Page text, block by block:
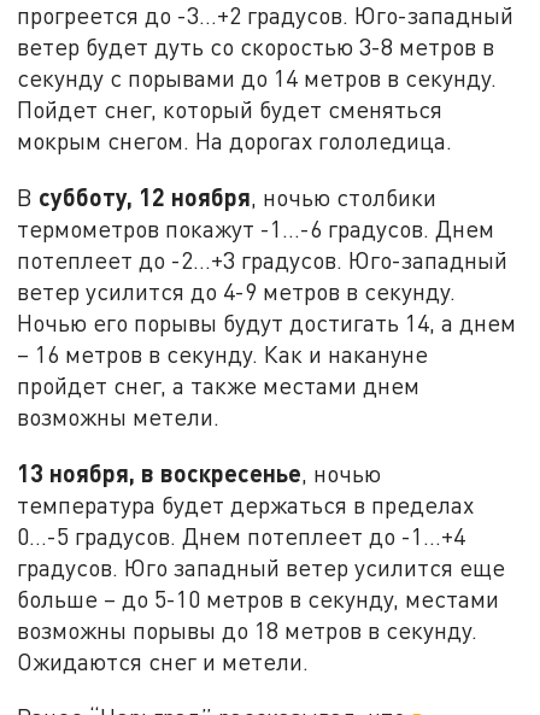
прогреется до -3…+2 градусов. Юго-западный
ветер будет дуть со скоростью 3-8 метров в
секунду с порывами до 14 метров в секунду.
Пойдет снег, который будет сменяться
мокрым снегом. На дорогах гололедица.
В субботу, 12 ноября, ночью столбики
термометров покажут -1…-6 градусов. Днем
потеплеет до -2…+3 градусов. Юго-западный
ветер усилится до 4-9 метров в секунду.
Ночью его порывы будут достигать 14, а днем
– 16 метров в секунду. Как и накануне
пройдет снег, а также местами днем
возможны метели.
13 ноября, в воскресенье, ночью
температура будет держаться в пределах
0…-5 градусов. Днем потеплеет до -1…+4
градусов. Юго западный ветер усилится еще
больше – до 5-10 метров в секунду, местами
возможны порывы до 18 метров в секунду.
Ожидаются снег и метели.